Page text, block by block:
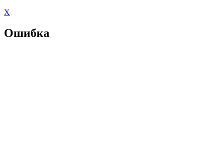
X
Ошибка